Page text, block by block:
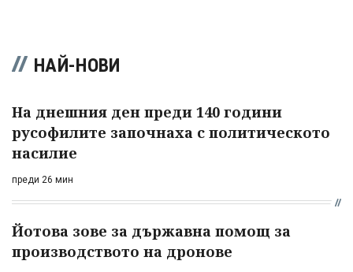
НАЙ-НОВИ
На днешния ден преди 140 години
русофилите започнаха с политическото
насилие
преди 26 мин
Йотова зове за държавна помощ за
производството на дронове